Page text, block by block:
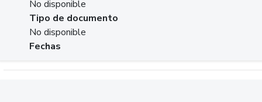
No disponible
Tipo de documento
No disponible
Fechas